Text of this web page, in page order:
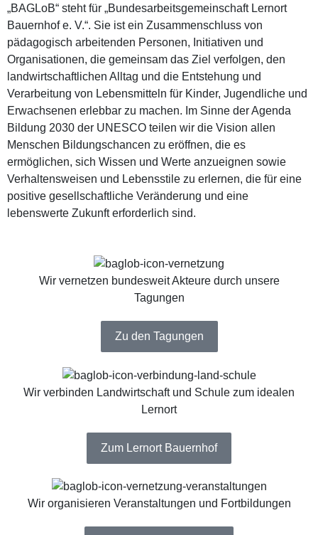
„BAGLoB“ steht für „Bundesarbeitsgemeinschaft Lernort
Bauernhof e. V.“. Sie ist ein Zusammenschluss von
pädagogisch arbeitenden Personen, Initiativen und
Organisationen, die gemeinsam das Ziel verfolgen, den
landwirtschaftlichen Alltag und die Entstehung und
Verarbeitung von Lebensmitteln für Kinder, Jugendliche und
Erwachsenen erlebbar zu machen. Im Sinne der Agenda
Bildung 2030 der UNESCO teilen wir die Vision allen
Menschen Bildungschancen zu eröffnen, die es
ermöglichen, sich Wissen und Werte anzueignen sowie
Verhaltensweisen und Lebensstile zu erlernen, die für eine
positive gesellschaftliche Veränderung und eine
lebenswerte Zukunft erforderlich sind.
Wir vernetzen bundesweit Akteure durch unsere
Tagungen
Zu den Tagungen
Wir verbinden Landwirtschaft und Schule zum idealen
Lernort
Zum Lernort Bauernhof
Wir organisieren Veranstaltungen und Fortbildungen